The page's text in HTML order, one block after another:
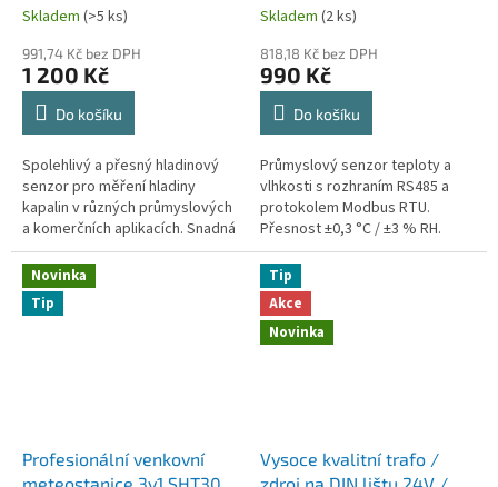
Skladem (>5 ks)
991,74 Kč bez DPH
1 200 Kč
Do košíku
Spolehlivý a přesný hladinový
senzor pro měření hladiny
kapalin v různých průmyslových
a komerčních aplikacích. Snadná
instalace, robustní konstrukce a
široký rozsah měření.
až 120 °C) | Modbus RS485
Skladem (2 ks)
818,18 Kč bez DPH
990 Kč
Do košíku
Průmyslový senzor teploty a
vlhkosti s rozhraním RS485 a
protokolem Modbus RTU.
Přesnost ±0,3 °C / ±3 % RH.
Vhodné pro PLC, BMS, Loxone a
automatizaci budov.
Novinka
Tip
Profesionální venkovní
Tip
Akce
Novinka
Vysoce kvalitní trafo /